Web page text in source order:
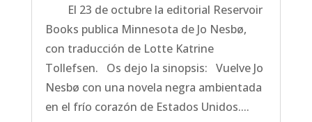
El 23 de octubre la editorial Reservoir
Books publica Minnesota de Jo Nesbø,
con traducción de Lotte Katrine
Tollefsen. Os dejo la sinopsis: Vuelve Jo
Nesbø con una novela negra ambientada
en el frío corazón de Estados Unidos....